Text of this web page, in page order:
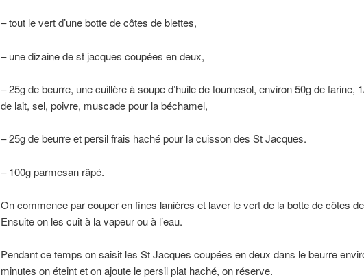
– tout le vert d’une botte de côtes de blettes,
– une dizaine de st jacques coupées en deux,
– 25g de beurre, une cuillère à soupe d’huile de tournesol, environ 50g de farine,
de lait, sel, poivre, muscade pour la béchamel,
– 25g de beurre et persil frais haché pour la cuisson des St Jacques.
– 100g parmesan râpé.
On commence par couper en fines lanières et laver le vert de la botte de côtes
Ensuite on les cuit à la vapeur ou à l’eau.
Pendant ce temps on saisit les St Jacques coupées en deux dans le beurre
minutes on éteint et on ajoute le persil plat haché, on réserve.